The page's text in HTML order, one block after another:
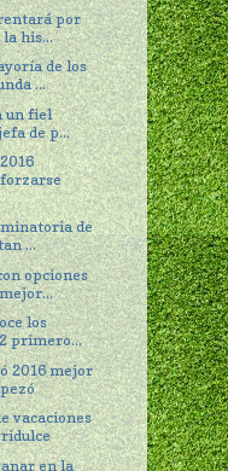
por
his...
de los
...
un fiel
de p...
de
...
opciones
los
primero...
2016 mejor
vacaciones
en la